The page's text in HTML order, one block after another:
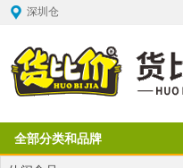
深圳仓
全部分类和品牌